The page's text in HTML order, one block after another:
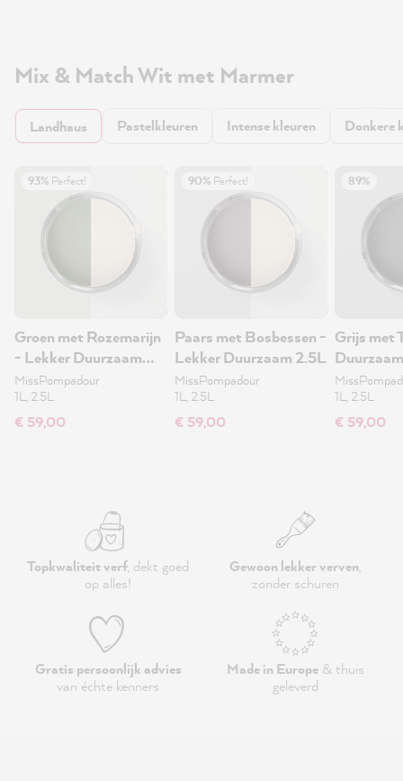
Mix & Match Wit met Marmer
Landhaus Pastelkleuren Intense kleuren Donkere
93% Perfect!
Groen met Rozemarijn
- Lekker Duurzaam
2.5L
MissPompadour
1L, 2.5L
€ 59,00
90% Perfect!
Paars met Bosbessen -
Lekker Duurzaam 2.5L
MissPompadour
1L, 2.5L
€ 59,00
89%
Grijs met
1L, 2.5L
€ 59,00
Topkwaliteit verf, dekt goed
op alles!
Gewoon lekker verven,
zonder schuren
Gratis persoonlijk advies
van échte kenners
Made in Europe& thuis
geleverd